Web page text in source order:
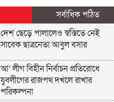
সর্বাধিক পঠিত
দেশ ছেড়ে পালালেও স্বস্তিতে নেই
সাবেক ছাত্রনেতা আবুল বসার
আ’ লীগ বিহীন নির্বাচন প্রতিরোধে
যুবলীগের রাজপথ দখলে রাখার
পরিকল্পনা